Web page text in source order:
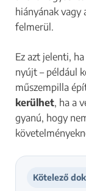
hiányának vagy
felmerül.
Ez azt jelenti,
nyújt – például
műszempilla
kerülhet, ha a
gyanú, hogy
Kötelező